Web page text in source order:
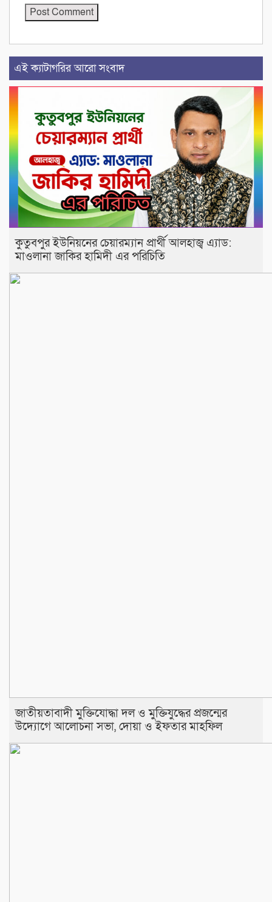
এই ক্যাটাগরির আরো সংবাদ
কুতুবপুর ইউনিয়নের চেয়ারম্যান প্রার্থী আলহাজ্ব এ‍্যাড:
মাওলানা জাকির হামিদী এর পরিচিতি
জাতীয়তাবাদী মুক্তিযোদ্ধা দল ও মুক্তিযুদ্ধের প্রজন্মের
উদ্যোগে আলোচনা সভা, দোয়া ও ইফতার মাহফিল